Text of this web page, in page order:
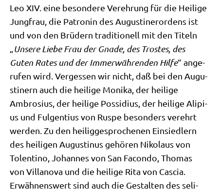
Leo XIV. eine beson­de­re Ver­eh­rung für die Hei­li­ge
Jung­frau, die Patro­nin des Augu­sti­ner­or­dens ist
und von den Brü­dern tra­di­tio­nell mit den Titeln
„Unse­re Lie­be Frau der Gna­de, des Tro­stes, des
Guten Rates und der Immer­wäh­ren­den Hil­fe“ ange­
ru­fen wird. Ver­ges­sen wir nicht, daß bei den Augu­
sti­nern auch die hei­li­ge Moni­ka, der hei­li­ge
Ambro­si­us, der hei­li­ge Pos­si­di­us, der hei­li­ge Ali­pi­
us und Ful­gen­ti­us von Rus­pe beson­ders ver­ehrt
wer­den. Zu den hei­lig­ge­spro­che­nen Ein­sied­lern
des hei­li­gen Augu­sti­nus gehö­ren Niko­laus von
Tolen­ti­no, Johan­nes von San Facon­do, Tho­mas
von Vil­lano­va und die hei­li­ge Rita von Cascia.
Erwäh­nens­wert sind auch die Gestal­ten des seli­